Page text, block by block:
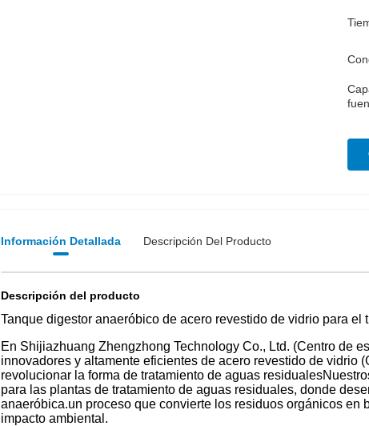
Información Detallada Descripción Del Producto
Descripción del producto
Tanque digestor anaeróbico de acero revestido de vidrio para el
En Shijiazhuang Zhengzhong Technology Co., Ltd. (Centro de
innovadores y altamente eficientes de acero revestido de vidrio
revolucionar la forma de tratamiento de aguas
para las plantas de tratamiento de aguas residuales, donde
anaeróbica.un proceso que convierte los residuos orgánicos en
impacto ambiental.